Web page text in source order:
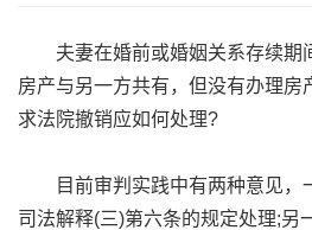
夫妻在婚前或婚姻关系存续期
房产与另一方共有，但没有办理房
求法院撤销应如何处理?
目前审判实践中有两种意见，
司法解释(三)第六条的规定处理;另